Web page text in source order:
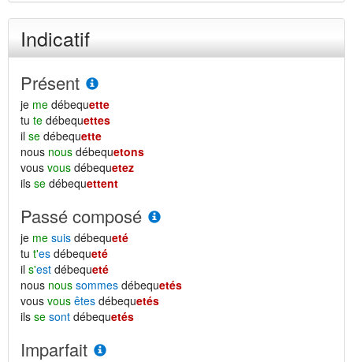
Indicatif
Présent
je me débequette
tu te débequettes
il se débequette
nous nous débequetons
vous vous débequetez
ils se débequettent
Passé composé
je me suis débequeté
tu t'es débequeté
il s'est débequeté
nous nous sommes débequetés
vous vous êtes débequetés
ils se sont débequetés
Imparfait